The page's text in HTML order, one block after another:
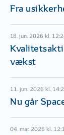
Fra
18. jun. 2026 kl.
vækst
11. jun. 2026 kl.
Nu går
04. mar. 2026 kl.